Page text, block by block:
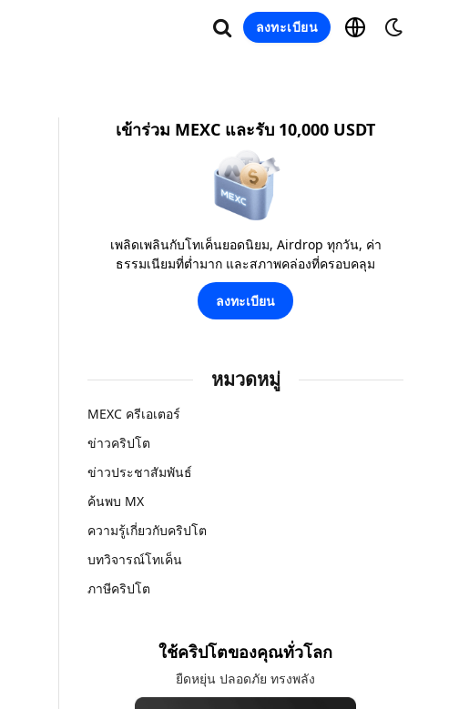
ลงทะเบียน
เข้าร่วม MEXC และรับ 10,000 USDT
เพลิดเพลินกับโทเค็นยอดนิยม, Airdrop ทุกวัน, ค่า
ธรรมเนียมที่ต่ำมาก และสภาพคล่องที่ครอบคลุม
ลงทะเบียน
หมวดหมู่
MEXC ครีเอเตอร์
ข่าวคริปโต
ข่าวประชาสัมพันธ์
ค้นพบ MX
ความรู้เกี่ยวกับคริปโต
บทวิจารณ์โทเค็น
ภาษีคริปโต
ใช้คริปโตของคุณทั่วโลก
ยืดหยุ่น ปลอดภัย ทรงพลัง